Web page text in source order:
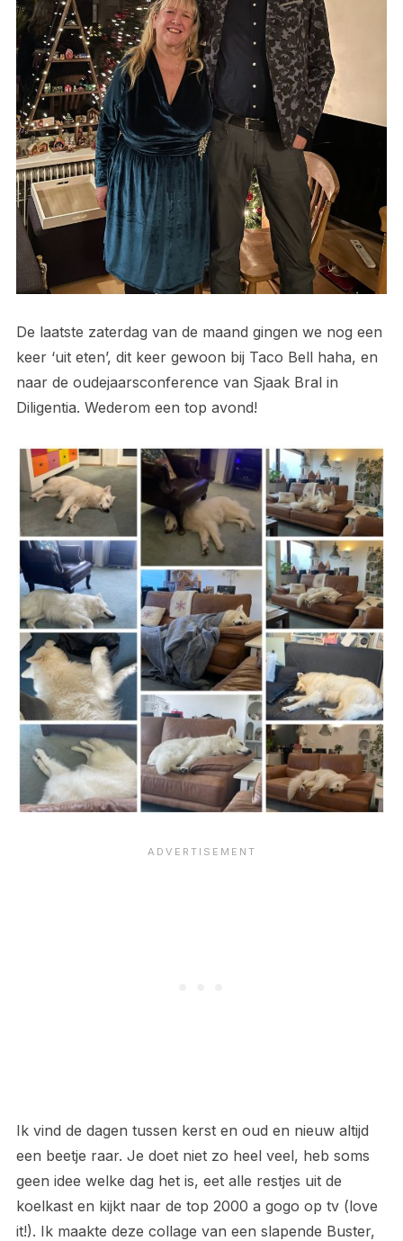
De laatste zaterdag van de maand gingen we nog een
keer ‘uit eten’, dit keer gewoon bij Taco Bell haha, en
naar de oudejaarsconference van Sjaak Bral in
Diligentia. Wederom een top avond!
Ik vind de dagen tussen kerst en oud en nieuw altijd
een beetje raar. Je doet niet zo heel veel, heb soms
geen idee welke dag het is, eet alle restjes uit de
koelkast en kijkt naar de top 2000 a gogo op tv (love
it!). Ik maakte deze collage van een slapende Buster,